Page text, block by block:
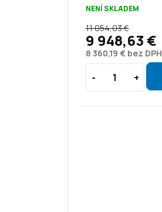
NENÍ SKLADEM
8 360,19 € bez DPH
11 054,03 €
9 948,63 €